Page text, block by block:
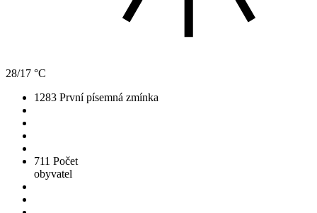
28/17 °C
1283 První písemná zmínka
711 Počet
obyvatel